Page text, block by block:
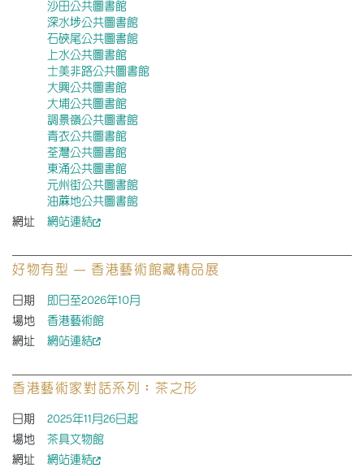
沙田公共圖書館
深水埗公共圖書館
石硤尾公共圖書館
上水公共圖書館
士美非路公共圖書館
大興公共圖書館
大埔公共圖書館
調景嶺公共圖書館
青衣公共圖書館
荃灣公共圖書館
東涌公共圖書館
元州街公共圖書館
油蔴地公共圖書館
網址
網站連結
香港藝術家對話系列︰茶之形
日期
2025年11月26日起
場地
茶具文物館
網址
網站連結
好物有型 — 香港藝術館藏精品展
日期
即日至2026年10月
場地
香港藝術館
網址
網站連結